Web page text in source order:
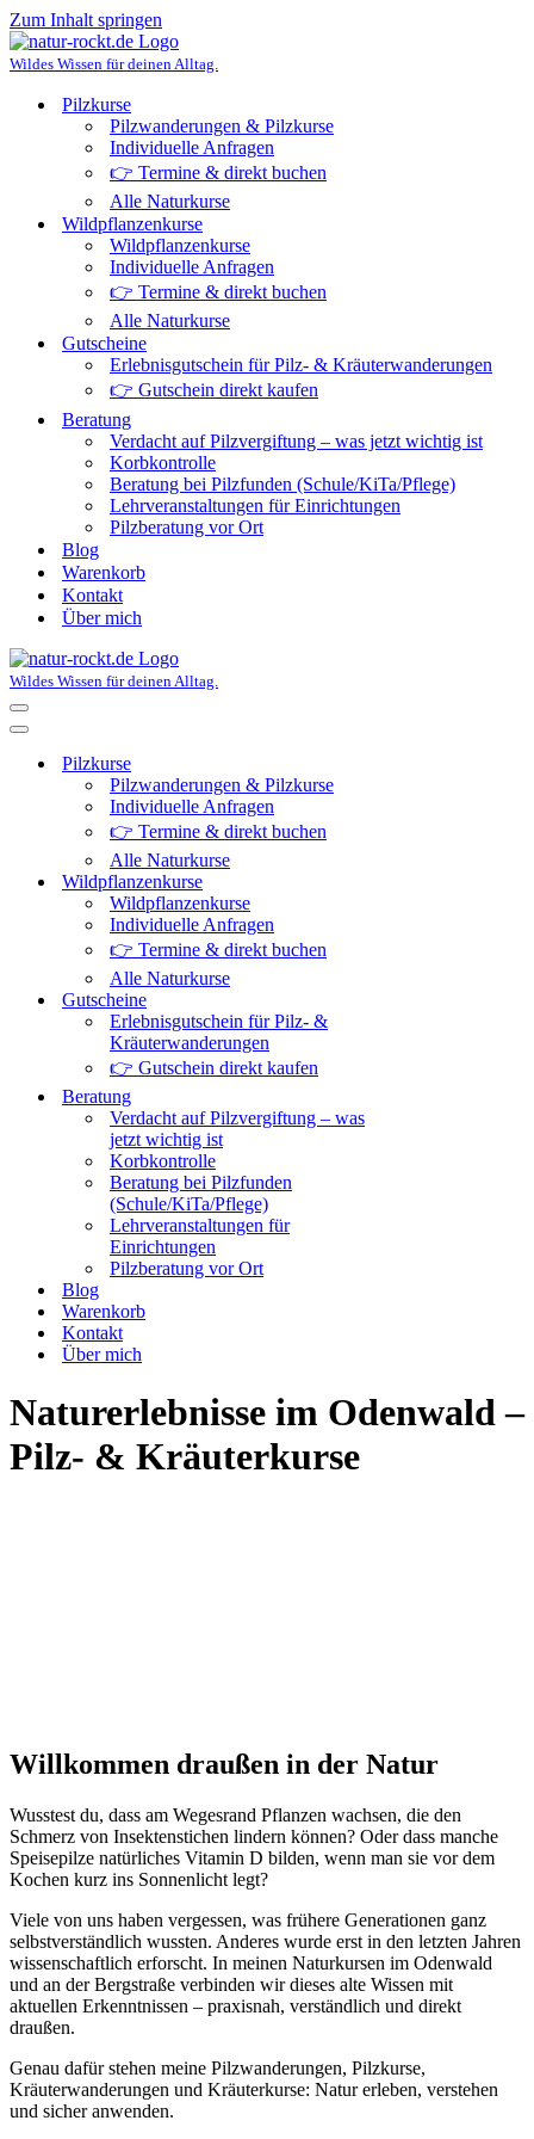
Zum Inhalt springen
Wildes Wissen für deinen Alltag.
Pilzkurse
Pilzwanderungen & Pilzkurse
Individuelle Anfragen
👉 Termine & direkt buchen
Alle Naturkurse
Wildpflanzenkurse
Wildpflanzenkurse
Individuelle Anfragen
👉 Termine & direkt buchen
Alle Naturkurse
Gutscheine
Erlebnisgutschein für Pilz- & Kräuterwanderungen
👉 Gutschein direkt kaufen
Beratung
Verdacht auf Pilzvergiftung – was jetzt wichtig ist
Korbkontrolle
Beratung bei Pilzfunden (Schule/KiTa/Pflege)
Lehrveranstaltungen für Einrichtungen
Pilzberatung vor Ort
Blog
Warenkorb
Kontakt
Über mich
Wildes Wissen für deinen Alltag.
Navigationsmenü
Navigationsmenü
Pilzkurse
Pilzwanderungen & Pilzkurse
Individuelle Anfragen
👉 Termine & direkt buchen
Alle Naturkurse
Wildpflanzenkurse
Wildpflanzenkurse
Individuelle Anfragen
👉 Termine & direkt buchen
Alle Naturkurse
Gutscheine
Erlebnisgutschein für Pilz- &
Kräuterwanderungen
👉 Gutschein direkt kaufen
Beratung
Verdacht auf Pilzvergiftung – was
jetzt wichtig ist
Korbkontrolle
Beratung bei Pilzfunden
(Schule/KiTa/Pflege)
Lehrveranstaltungen für
Einrichtungen
Pilzberatung vor Ort
Blog
Warenkorb
Kontakt
Über mich
Naturerlebnisse im Odenwald –
Pilz- & Kräuterkurse
Willkommen draußen in der Natur
Wusstest du, dass am Wegesrand Pflanzen wachsen, die den
Schmerz von Insektenstichen lindern können? Oder dass manche
Speisepilze natürliches Vitamin D bilden, wenn man sie vor dem
Kochen kurz ins Sonnenlicht legt?
Viele von uns haben vergessen, was frühere Generationen ganz
selbstverständlich wussten. Anderes wurde erst in den letzten Jahren
wissenschaftlich erforscht. In meinen Naturkursen im Odenwald
und an der Bergstraße verbinden wir dieses alte Wissen mit
aktuellen Erkenntnissen – praxisnah, verständlich und direkt
draußen.
Genau dafür stehen meine Pilzwanderungen, Pilzkurse,
Kräuterwanderungen und Kräuterkurse: Natur erleben, verstehen
und sicher anwenden.